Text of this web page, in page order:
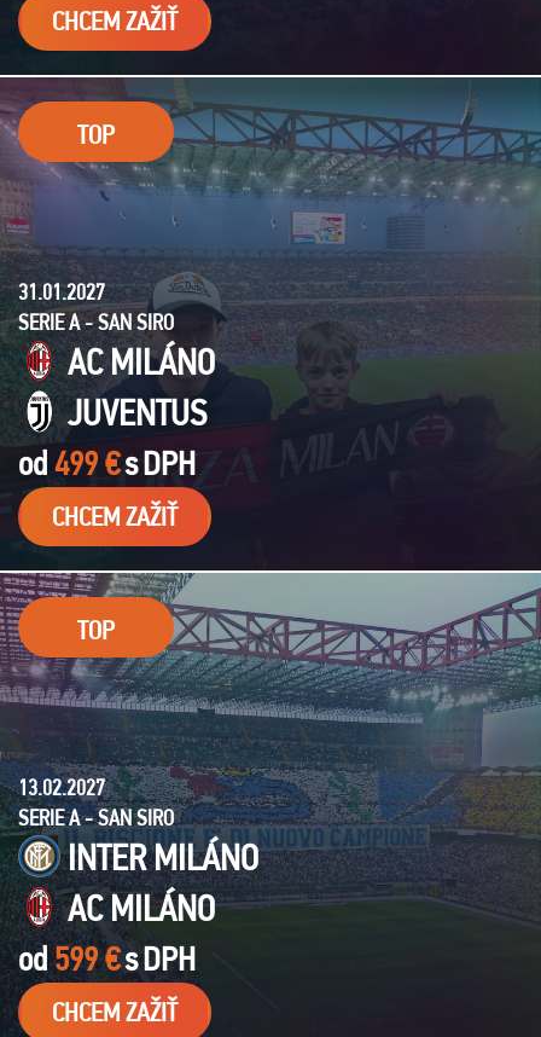
CHCEM ZAŽIŤ
TOP
31.01.2027
SERIE A - SAN SIRO
AC MILÁNO
JUVENTUS
od499 €sDPH
CHCEM ZAŽIŤ
TOP
13.02.2027
SERIE A - SAN SIRO
INTER MILÁNO
AC MILÁNO
od599 €sDPH
CHCEM ZAŽIŤ